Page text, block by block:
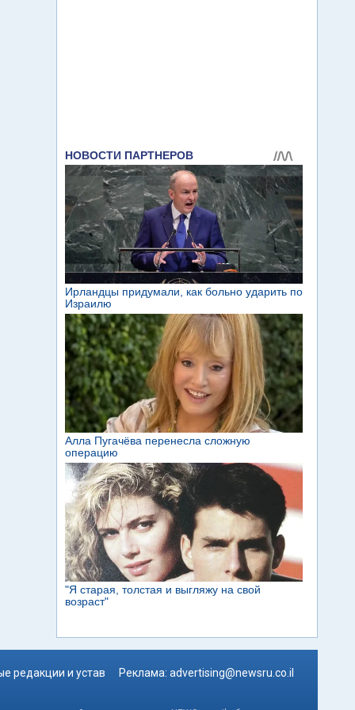
редакции и устав Реклама: advertising@newsru.co.il